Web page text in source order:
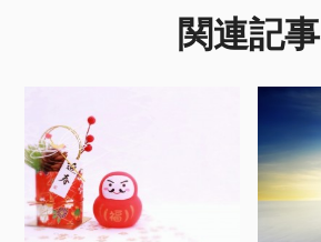
関連記事